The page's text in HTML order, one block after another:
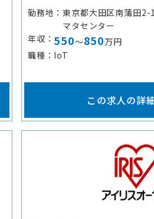
勤務地
東京都大田区南蒲田
マタセンター
年収
550～850万円
職種
IoT
この求人の詳